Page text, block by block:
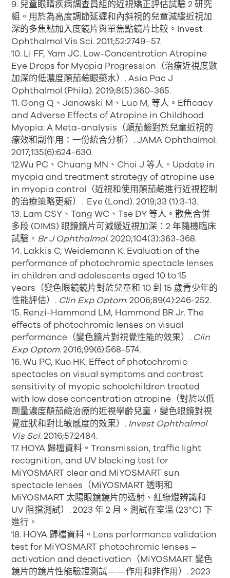
9. 兒童眼睛疾病調查員組的近視矯正評估試驗 2 研究
組。用於為高度調節延遲和內斜視的兒童減緩近視加
深的多焦點加入度鏡片與單焦點鏡片比較。Invest
Ophthalmol Vis Sci. 2011;52:2749–57.
10. Li FF, Yam JC. Low-Concentration Atropine
Eye Drops for Myopia Progression（治療近視度數
加深的低濃度顛茄鹼眼藥水）. Asia Pac J
Ophthalmol (Phila). 2019;8(5):360-365.
11. Gong Q、Janowski M、Luo M, 等人。Efficacy
and Adverse Effects of Atropine in Childhood
Myopia: A Meta-analysis（顛茄鹼對於兒童近視的
療效和副作用：一份統合分析）. JAMA Ophthalmol.
2017;135(6):624-630.
12.Wu PC、Chuang MN、Choi J 等人。Update in
myopia and treatment strategy of atropine use
in myopia control（近視和使用顛茄鹼進行近視控制
的治療策略更新）. Eye (Lond). 2019;33 (1):3-13.
13. Lam CSY、Tang WC、Tse DY 等人。散焦合併
多段 (DIMS) 眼鏡鏡片可減緩近視加深：2 年隨機臨床
試驗。 Br J Ophthalmol. 2020;104(3):363-368.
14. Lakkis C, Weidemann K. Evaluation of the
performance of photochromic spectacle lenses
in children and adolescents aged 10 to 15
years（變色眼鏡鏡片對於兒童和 10 到 15 歲青少年的
性能評估）. Clin Exp Optom. 2006;89(4):246-252.
15. Renzi-Hammond LM, Hammond BR Jr. The
effects of photochromic lenses on visual
performance（變色鏡片對視覺性能的效果）. Clin
Exp Optom. 2016;99(6):568-574.
16. Wu PC, Kuo HK. Effect of photochromic
spectacles on visual symptoms and contrast
sensitivity of myopic schoolchildren treated
with low dose concentration atropine（對於以低
劑量濃度顛茄鹼治療的近視學齡兒童，變色眼鏡對視
覺症狀和對比敏感度的效果）. Invest Ophthalmol
Vis Sci. 2016;57:2484.
17. HOYA 歸檔資料。Transmission, traffic light
recognition, and UV blocking test for
MiYOSMART clear and MiYOSMART sun
spectacle lenses（MiYOSMART 透明和
MiYOSMART 太陽眼鏡鏡片的透射、紅綠燈辨識和
UV 阻擋測試）. 2023 年 2 月。測試在室溫 (23°C) 下
進行。
18. HOYA 歸檔資料。Lens performance validation
test for MiYOSMART photochromic lenses –
activation and deactivation（MiYOSMART 變色
鏡片的鏡片性能驗證測試——作用和非作用）. 2023